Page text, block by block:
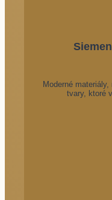
Moderné
tvary, ktoré